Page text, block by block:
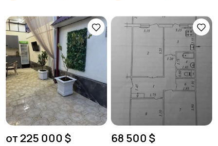
от 225 000 $ 68 500 $